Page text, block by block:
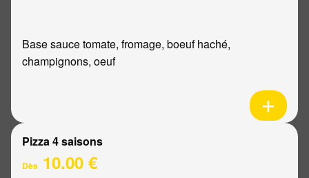
Base sauce tomate, fromage, boeuf haché,
champignons, oeuf
Pizza 4 saisons
Dès 10.00 €